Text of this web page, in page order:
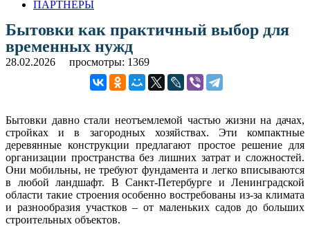
ПАРТНЕРЫ
Бытовки как практичный выбор для
временных нужд
28.02.2026 просмотры: 1369
Бытовки давно стали неотъемлемой частью жизни на дачах,
стройках и в загородных хозяйствах. Эти компактные
деревянные конструкции предлагают простое решение для
организации пространства без лишних затрат и сложностей.
Они мобильны, не требуют фундамента и легко вписываются
в любой ландшафт. В Санкт-Петербурге и Ленинградской
области такие строения особенно востребованы из-за климата
и разнообразия участков – от маленьких садов до больших
строительных объектов.